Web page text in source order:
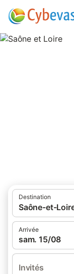
Destination
Saône-et-
Arrivée
sam. 15/08
Invités